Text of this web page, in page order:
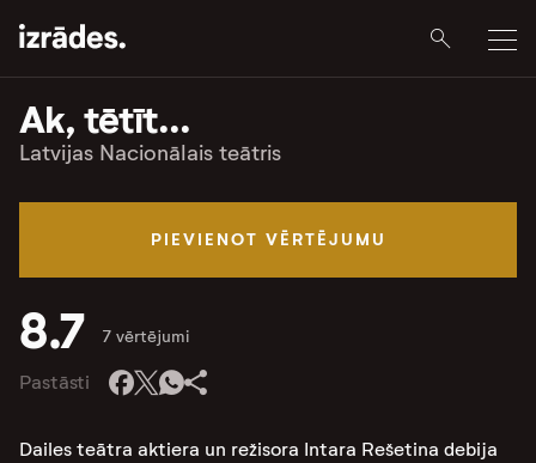
Ak, tētīt...
Latvijas Nacionālais teātris
PIEVIENOT VĒRTĒJUMU
8.7 7 vērtējumi
Pastāsti
Dailes teātra aktiera un režisora Intara Rešetina debija